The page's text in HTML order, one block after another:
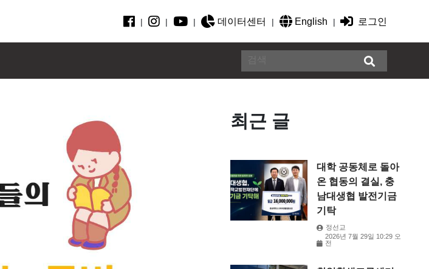
| | | 데이터센터 | English | 로그인
최근 글
대학 공동체로 돌아
온 협동의 결실, 충
남대생협 발전기금
기탁
정선교
2026년 7월 29일 10:29 오
전